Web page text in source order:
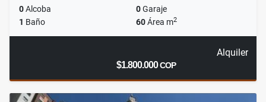
0Alcoba 0Garaje
1 Baño 60Área m2
Alquiler
$1.800.000COP